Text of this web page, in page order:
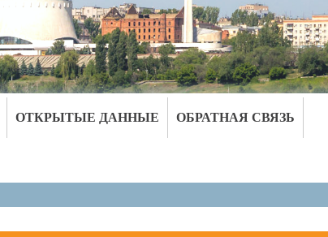
ОТКРЫТЫЕ ДАННЫЕ ОБРАТНАЯ СВЯЗЬ